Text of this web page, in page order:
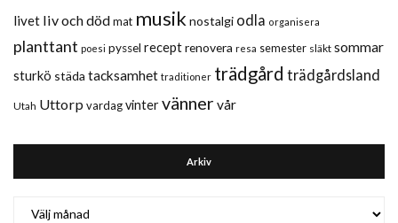
livet liv och dödmat musik nostalgi odla organisera
planttant poesi pyssel receptrenovera resa semester släkt sommar
sturkö städa tacksamhet traditioner trädgård trädgårdsland
Utah Uttorp vardagvintervänner vår
Arkiv